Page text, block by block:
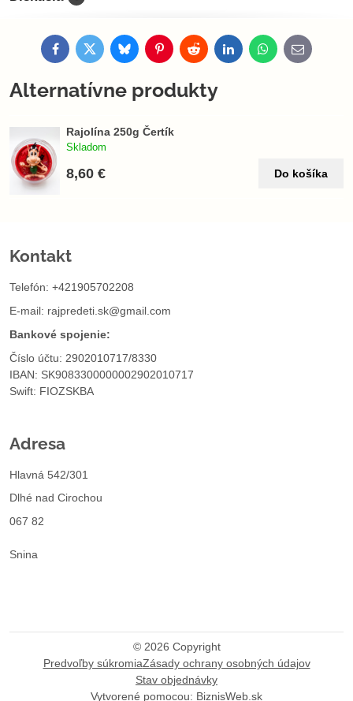
FacebookTwitterBlueskyPinterestRedditLinkedInWhatsApp
E-
mail
Alternatívne produkty
Rajolína 250g Čertík
Skladom
8,60 € Do košíka
Kontakt
Telefón: +421905702208
E-mail: rajpredeti.sk@gmail.com
Bankové spojenie:
Číslo účtu: 2902010717/8330
IBAN: SK9083300000002902010717
Swift: FIOZSKBA
Adresa
Hlavná 542/301
Dlhé nad Cirochou
067 82
Snina
© 2026 Copyright
Predvoľby súkromiaZásady ochrany osobných údajov
Stav objednávky
Vytvorené pomocou: BiznisWeb.sk